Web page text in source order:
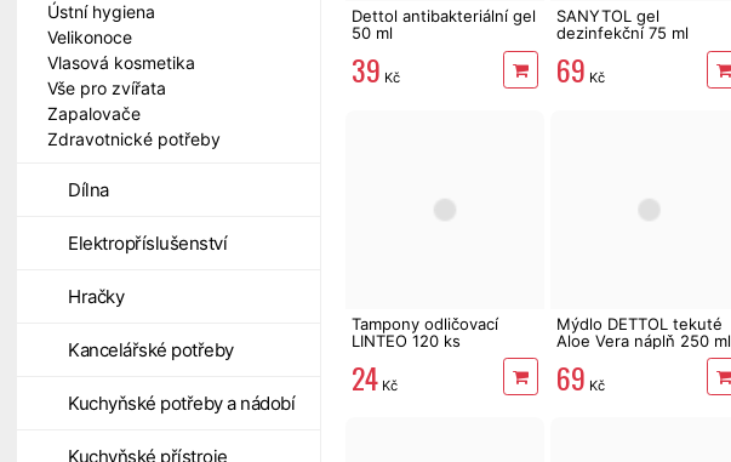
Ústní hygiena
Velikonoce
Vlasová kosmetika
Vše pro zvířata
Zapalovače
Zdravotnické potřeby
Dílna
Elektropříslušenství
Hračky
Kancelářské potřeby
Kuchyňské potřeby a nádobí
Kuchyňské přístroje
Dettol antibakteriální gel
50 ml
39 Kč
SANYTOL gel
dezinfekční 75 ml
69 Kč
Tampony odličovací
LINTEO 120 ks
24 Kč
Mýdlo DETTOL tekuté
Aloe Vera náplň 250 ml
69 Kč